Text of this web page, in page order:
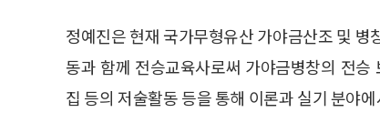
정예진은 현재 국가무형유산 가야금산조 및
동과 함께 전승교육사로써 가야금병창의 전
집 등의 저술활동 등을 통해 이론과 실기 분야